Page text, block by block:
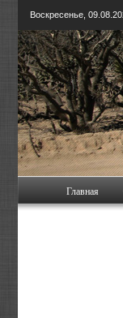
Воскресенье,
Главная